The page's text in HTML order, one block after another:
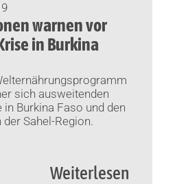
warnen vor
in Burkina
sich ausweitenden
Burkina Faso und den
Sahel-Region.
Weiterlesen